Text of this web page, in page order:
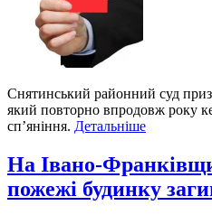
Снятинський районний суд
який повторно впродовж року
сп’яніння. Детальніше
На Івано-
пожежі будинку